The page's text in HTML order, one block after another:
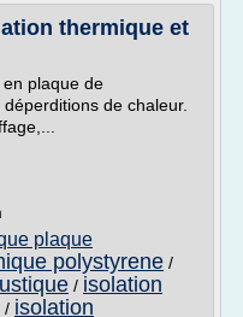
thermique et
plaque de
de chaleur.
plaque
polystyrene /
/ isolation
/ isolation